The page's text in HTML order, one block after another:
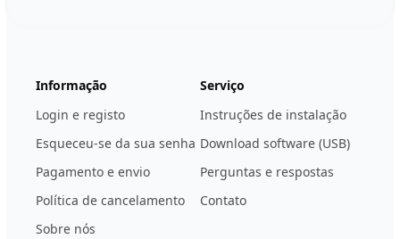
Informação
Login e registo
Esqueceu-se da sua senha
Pagamento e envio
Política de cancelamento
Sobre nós
Serviço
Instruções de instalação
Download software (USB)
Perguntas e respostas
Contato